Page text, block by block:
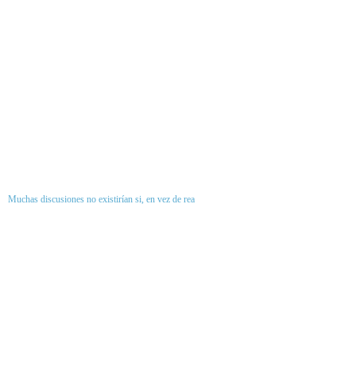
Muchas discusiones no existirían si, en vez de rea